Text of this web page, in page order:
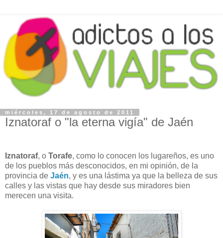
miércoles, 17 de agosto de 2011
Iznatoraf o "la eterna vigía" de Jaén
Iznatoraf, o Torafe, como lo conocen los lugareños, es uno
de los pueblos más desconocidos, en mi opinión, de la
provincia de Jaén, y es una lástima ya que la belleza de sus
calles y las vistas que hay desde sus miradores bien
merecen una visita.